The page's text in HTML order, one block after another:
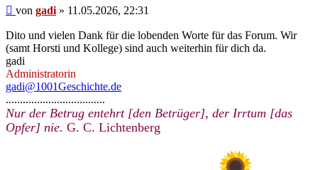
Beitrag
von gadi » 11.05.2026, 22:31
Dito und vielen Dank für die lobenden Worte für das Forum. Wir
(samt Horsti und Kollege) sind auch weiterhin für dich da.
gadi
Administratorin
gadi@1001Geschichte.de
...................................
Nur der Betrug entehrt [den Betrüger], der Irrtum [das
Opfer] nie. G. C. Lichtenberg